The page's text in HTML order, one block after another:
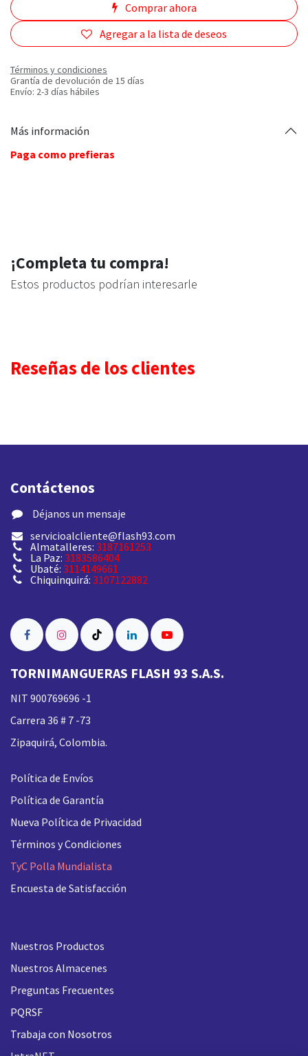
Comprar ahora
Agregar a la lista de deseos
Términos y condiciones
Grantía de devolución de 15 días
Envío: 2-3 días hábiles
Más información
Paga como prefieras
¡Completa tu compra!
Estos productos podrían interesarle
Reseñas de los clientes
Contáctenos
​ Déjanos un mensaje
servicioalcliente@flash93.com
Almatalleres: 3187161253
La Paz: 3183586404
Ubaté: 3114149661
Chiquinquirá: 3107122882
TORNIMANGUERAS FLASH 93 S.A.S.
NIT 900769696 -1
Carrera 36 # 7 -73
Zipaquirá, Colombia.
Política de Envíos
Política de Garantía
Nueva Política de Privacidad
Términos y Condiciones
TyC Polla Mundialista
Encuesta de Satisfacción
Nuestros Productos
Nuestros Almacenes
Preguntas Frecuentes
PQRSF
Trabaja con Nosotros